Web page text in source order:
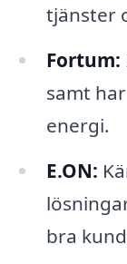
tjänster
Fortum:
samt
energi.
E.ON:
bra